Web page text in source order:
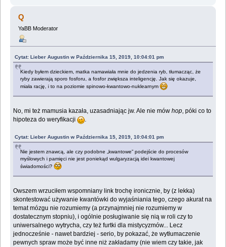
Q
YaBB Moderator
Cytat: Lieber Augustin w Października 15, 2019, 10:04:01 pm
Kiedy byłem dzieckiem, matka namawiała mnie do jedzenia ryb, tłumacząc, że
ryby zawierają sporo fosforu, a fosfor zwiększa inteligencję. Jak się okazuje,
miała rację, i to na poziomie spinowo-kwantowo-nuklearnym
No, mi też mamusia kazała, uzasadniając jw. Ale nie mówhop, póki co to
hipoteza do weryfikacji
.
Cytat: Lieber Augustin w Października 15, 2019, 10:04:01 pm
Nie jestem znawcą, ale czy podobne „kwantowe” podejście do procesów
myślowych i pamięci nie jest poniekąd wulgaryzacją idei kwantowej
świadomości?
Owszem wrzuciłem wspomniany link trochę ironicznie, by (z lekka)
skontestować używanie kwantówki do wyjaśniania tego, czego akurat na
temat mózgu nie rozumiemy (a przynajmniej nie rozumiemy w
dostatecznym stopniu), i ogólnie posługiwanie się nią w roli czy to
uniwersalnego wytrycha, czy też furtki dla mistycyzmów... Lecz
jednocześnie - nawet bardziej - serio, by pokazać, że wytłumaczenie
pewnych spraw może być inne niż zakładamy (nie wiem czy takie, jak